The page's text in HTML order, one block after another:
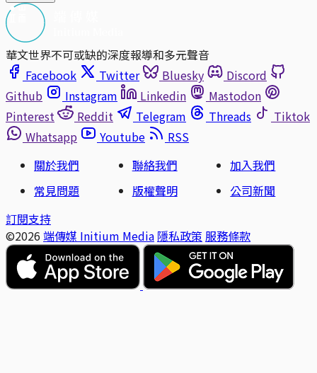
華文世界不可或缺的深度報導和多元聲音
Facebook
Twitter Bluesky
Discord
Github
Instagram Linkedin
Mastodon
Pinterest
Reddit Telegram Threads
Tiktok
Whatsapp
Youtube
RSS
關於我們
聯絡我們
加入我們
常見問題
版權聲明
公司新聞
訂閱支持
©2026 端傳媒 Initium Media 隱私政策 服務條款